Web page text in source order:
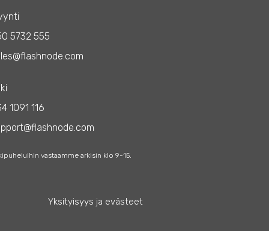
5732 555
1091 116
vastaamme arkisin klo 9-15.
Yksityisyys ja evästeet